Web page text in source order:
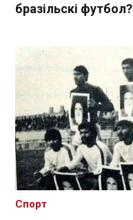
бразільскі футбол?
Спорт